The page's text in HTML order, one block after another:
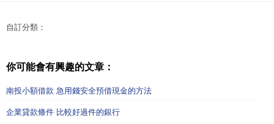
自訂分類：
你可能會有興趣的文章：
南投小額借款 急用錢安全預借現金的方法
企業貸款條件 比較好過件的銀行